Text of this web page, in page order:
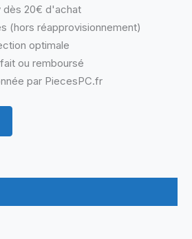
dès 20€ d'achat
(hors réapprovisionnement)
optimale
ou remboursé
par PiecesPC.fr